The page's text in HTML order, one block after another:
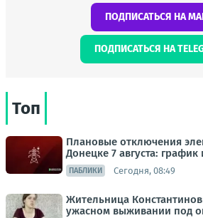
ПОДПИСАТЬСЯ НА
ПОДПИСАТЬСЯ НА
Топ
Плановые отключения
Донецке 7 августа:
ПАБЛИКИ Сегодня, 08:49
Жительница
ужасном выживании под